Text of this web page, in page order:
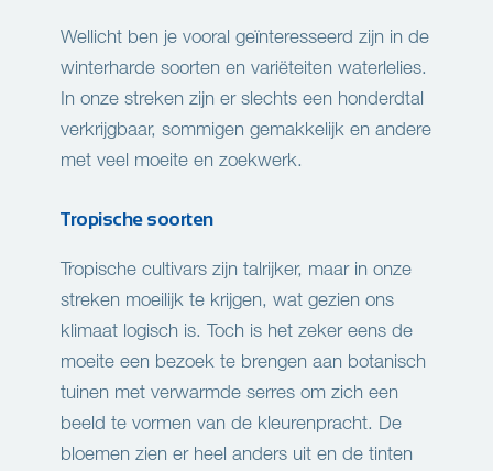
Wellicht ben je vooral geïnteresseerd zijn in de
winterharde soorten en variëteiten waterlelies.
In onze streken zijn er slechts een honderdtal
verkrijgbaar, sommigen gemakkelijk en andere
met veel moeite en zoekwerk.
Tropische soorten
Tropische cultivars zijn talrijker, maar in onze
streken moeilijk te krijgen, wat gezien ons
klimaat logisch is. Toch is het zeker eens de
moeite een bezoek te brengen aan botanisch
tuinen met verwarmde serres om zich een
beeld te vormen van de kleurenpracht. De
bloemen zien er heel anders uit en de tinten